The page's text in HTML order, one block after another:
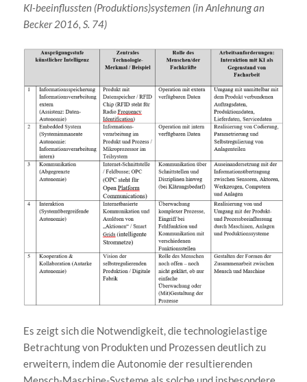
KI-beeinflussten (Produktions)systemen (in Anlehnung an
Becker 2016, S. 74)
Es zeigt sich die Notwendigkeit, die technologielastige
Betrachtung von Produkten und Prozessen deutlich zu
erweitern, indem die Autonomie der resultierenden